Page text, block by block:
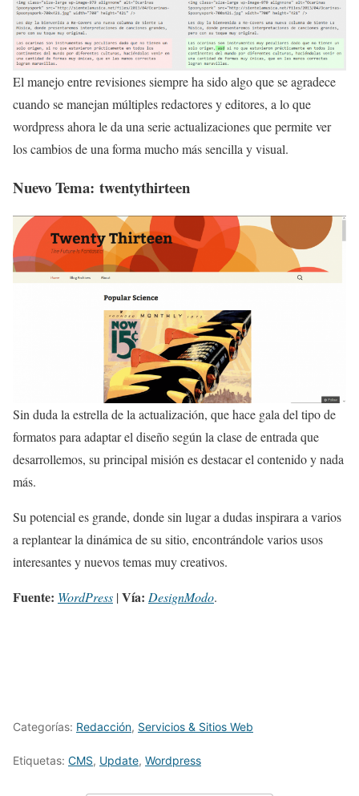
El manejo entre revisiones siempre ha sido algo que se agradece
cuando se manejan múltiples redactores y editores, a lo que
wordpress ahora le da una serie actualizaciones que permite ver
los cambios de una forma mucho más sencilla y visual.
Nuevo Tema: twentythirteen
Sin duda la estrella de la actualización, que hace gala del tipo de
formatos para adaptar el diseño según la clase de entrada que
desarrollemos, su principal misión es destacar el contenido y nada
más.
Su potencial es grande, donde sin lugar a dudas inspirara a varios
a replantear la dinámica de su sitio, encontrándole varios usos
interesantes y nuevos temas muy creativos.
Fuente: WordPress |Vía: DesignModo.
Categorías: Redacción, Servicios & Sitios Web
Etiquetas: CMS, Update, Wordpress